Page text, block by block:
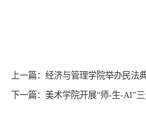
上一篇：经济与管理学院举办民法
下一篇：美术学院开展“师-生-AI”